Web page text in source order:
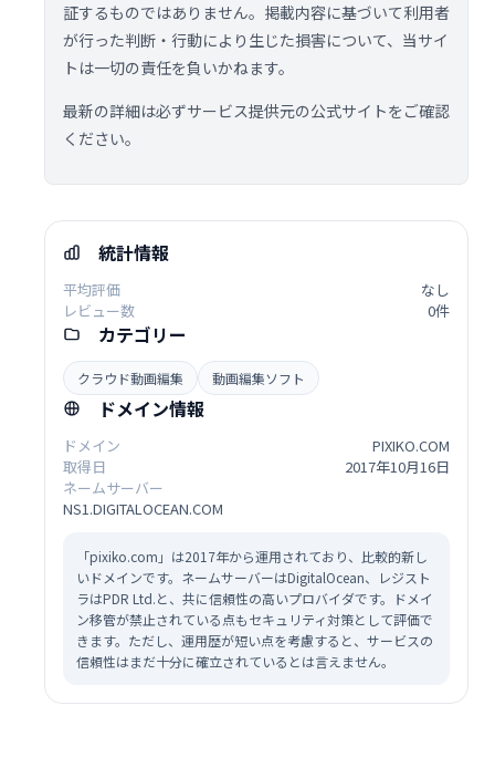
証するものではありません。掲載内容に基づいて利用者
が行った判断・行動により生じた損害について、当サイ
トは一切の責任を負いかねます。
最新の詳細は必ずサービス提供元の公式サイトをご確認
ください。
統計情報
平均評価
なし
レビュー数
0件
カテゴリー
クラウド動画編集 動画編集ソフト
ドメイン情報
ドメイン
PIXIKO.COM
取得日
2017年10月16日
ネームサーバー
NS1.DIGITALOCEAN.COM
「pixiko.com」は2017年から運用されており、比較的新し
いドメインです。ネームサーバーはDigitalOcean、レジスト
ラはPDR Ltd.と、共に信頼性の高いプロバイダです。ドメイ
ン移管が禁止されている点もセキュリティ対策として評価で
きます。ただし、運用歴が短い点を考慮すると、サービスの
信頼性はまだ十分に確立されているとは言えません。